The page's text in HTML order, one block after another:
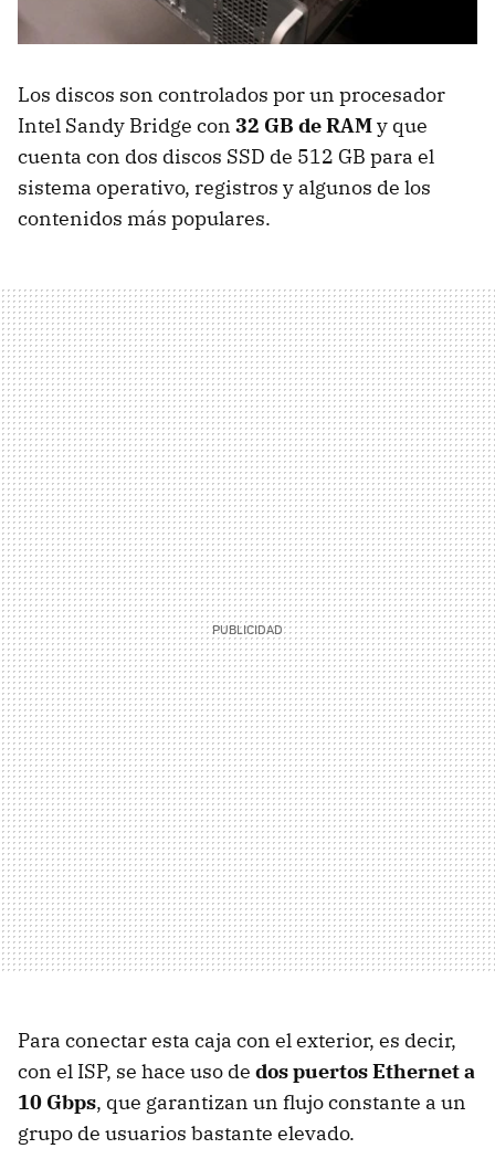
Los discos son controlados por un procesador
Intel Sandy Bridge con 32 GB de RAMy que
cuenta con dos discos SSD de 512 GB para el
sistema operativo, registros y algunos de los
contenidos más populares.
Para conectar esta caja con el exterior, es decir,
con el ISP, se hace uso de dos puertos Ethernet a
10 Gbps, que garantizan un flujo constante a un
grupo de usuarios bastante elevado.